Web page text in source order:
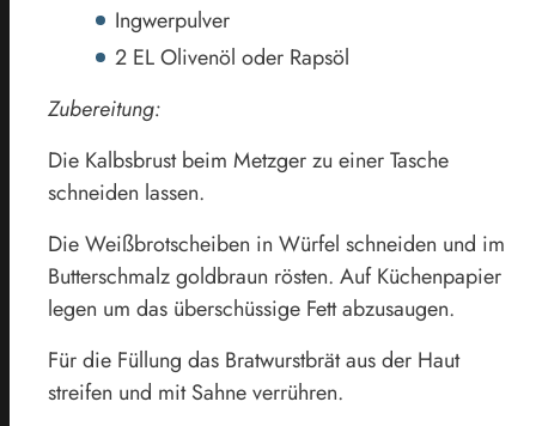
Ingwerpulver
2 EL Olivenöl oder Rapsöl
Zubereitung:
Die Kalbsbrust beim Metzger zu einer Tasche
schneiden lassen.
Die Weißbrotscheiben in Würfel schneiden und im
Butterschmalz goldbraun rösten. Auf Küchenpapier
legen um das überschüssige Fett abzusaugen.
Für die Füllung das Bratwurstbrät aus der Haut
streifen und mit Sahne verrühren.